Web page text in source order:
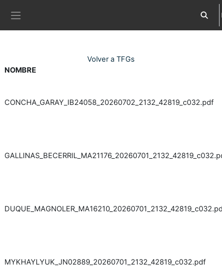
Volver a TFGs
NOMBRE
CONCHA_GARAY_IB24058_20260702_2132_42819_c032.pdf
MYKHAYLYUK_JN02889_20260701_2132_42819_c032.pdf